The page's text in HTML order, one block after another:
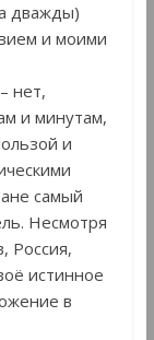
дважды)
и моими
нет,
и минутам,
и
самый
Несмотря
Россия,
истинное
в